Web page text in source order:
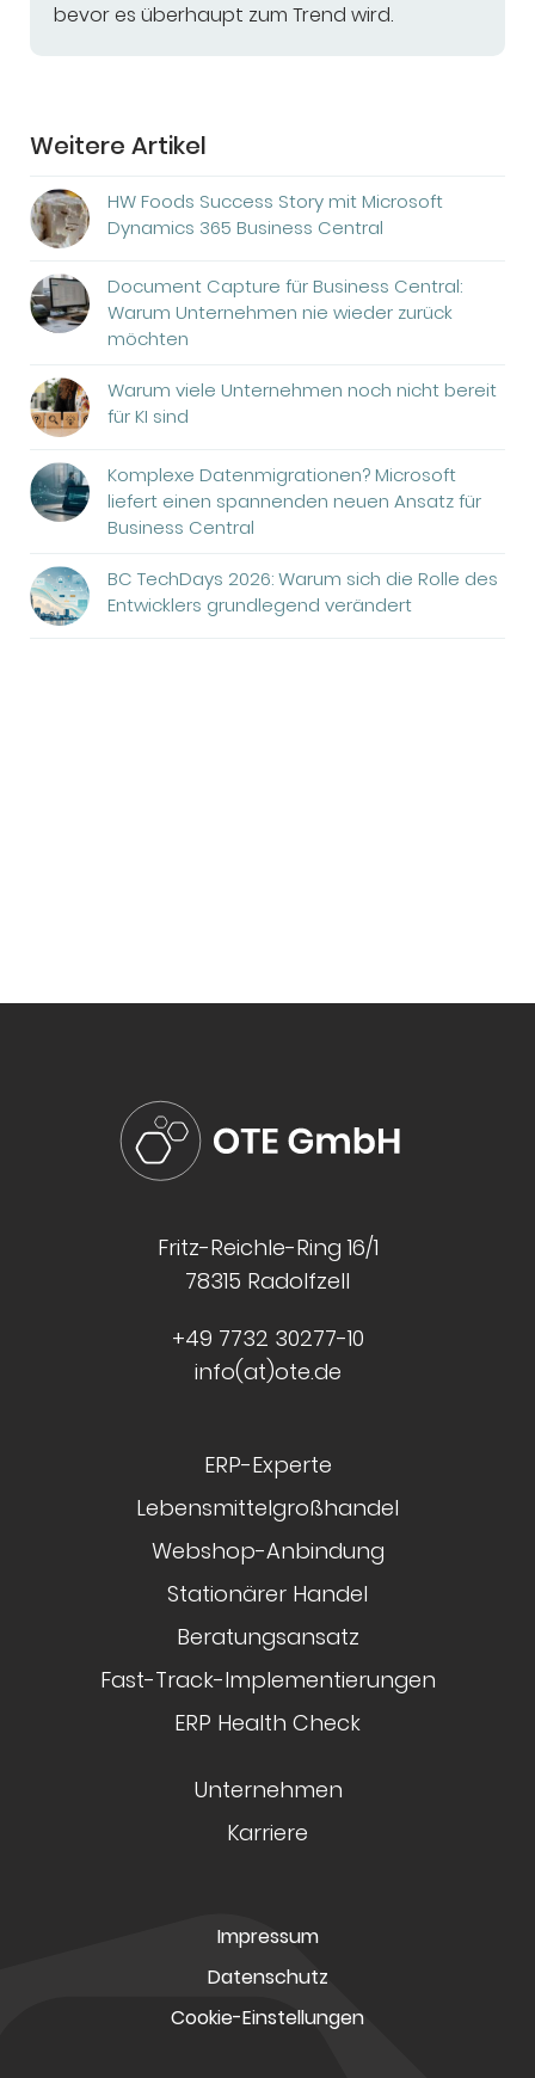
bevor es überhaupt zum Trend wird.
Weitere Artikel
HW Foods Success Story mit Microsoft
Dynamics 365 Business Central
Document Capture für Business Central:
Warum Unternehmen nie wieder zurück
möchten
Warum viele Unternehmen noch nicht bereit
für KI sind
Komplexe Datenmigrationen? Microsoft
liefert einen spannenden neuen Ansatz für
Business Central
BC TechDays 2026: Warum sich die Rolle des
Entwicklers grundlegend verändert
Fritz-Reichle-Ring 16/1
78315 Radolfzell
+49 7732 30277-10
info(at)ote.de
ERP-Experte
Lebensmittelgroßhandel
Webshop-Anbindung
Stationärer Handel
Beratungsansatz
Fast-Track-Implementierungen
ERP Health Check
Unternehmen
Karriere
Impressum
Datenschutz
Cookie-Einstellungen